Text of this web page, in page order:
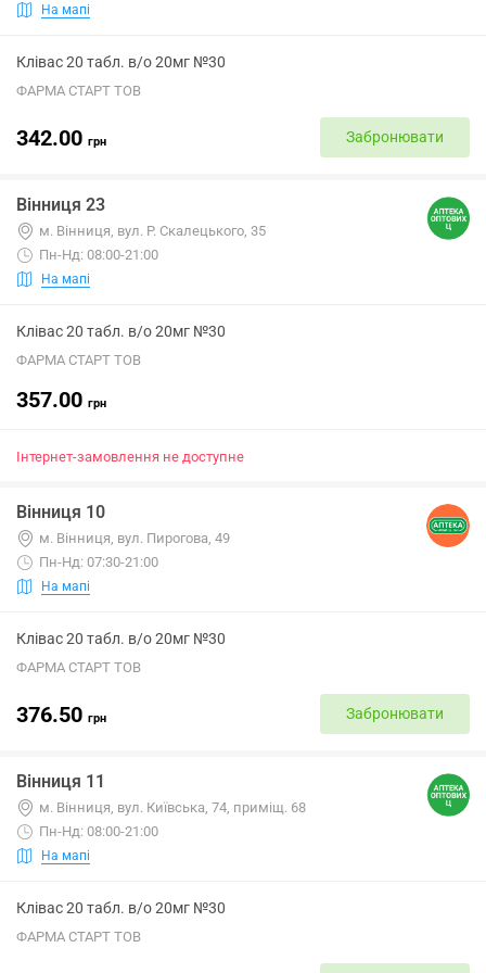
На мапі
Клівас 20 табл. в/о 20мг №30
ФАРМА СТАРТ ТОВ
342.00 грн Забронювати
Вінниця 23
м. Вінниця, вул. Р. Скалецького, 35
Пн-Нд: 08:00-21:00
На мапі
Клівас 20 табл. в/о 20мг №30
ФАРМА СТАРТ ТОВ
357.00 грн
Інтернет-замовлення не доступне
Вінниця 10
м. Вінниця, вул. Пирогова, 49
Пн-Нд: 07:30-21:00
На мапі
Клівас 20 табл. в/о 20мг №30
ФАРМА СТАРТ ТОВ
376.50 грн Забронювати
Вінниця 11
м. Вінниця, вул. Київська, 74, приміщ. 68
Пн-Нд: 08:00-21:00
На мапі
Клівас 20 табл. в/о 20мг №30
ФАРМА СТАРТ ТОВ